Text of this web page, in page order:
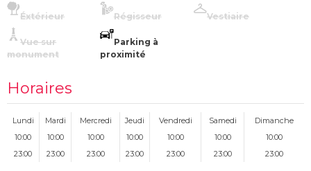
Éxtérieur Régisseur Vestiaire
Vue sur
monument
Parking à
proximité
Horaires
Lundi Mardi Mercredi Jeudi Vendredi Samedi
Dimanche
10:00
10:00 10:00 10:00 10:00 10:00
10:00
23:00
23:00 23:00 23:00 23:00 23:00 23:00